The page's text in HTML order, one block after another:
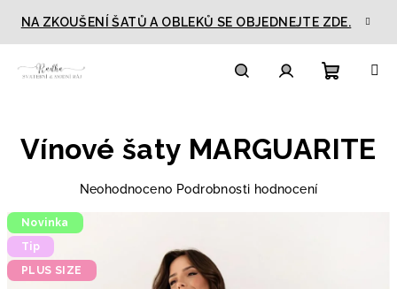
obsah
NA ZKOUŠENÍ ŠATŮ A OBLEKŮ SE OBJEDNEJTE ZDE.
košík
Vínové šaty MARGUARITE
Průměrné
0,0
z
Neohodnoceno Podrobnosti hodnocení
Novinka
Tip
PLUS SIZE